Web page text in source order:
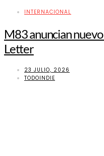
INTERNACIONAL
M83 anuncian
Letter
23 JULIO, 2026
TODOINDIE